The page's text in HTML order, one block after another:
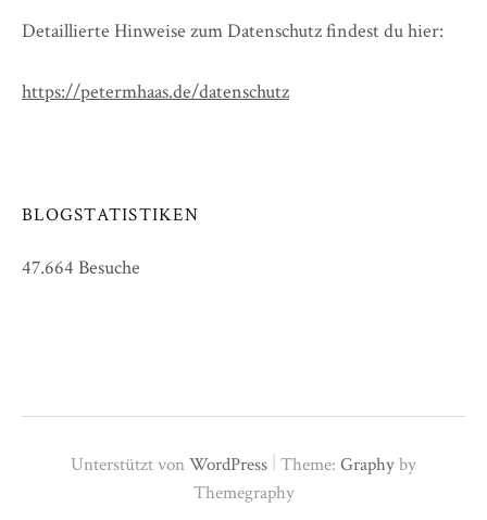
Detaillierte Hinweise zum Datenschutz findest du hier:
https://petermhaas.de/datenschutz
BLOGSTATISTIKEN
47.664 Besuche
Unterstützt vonWordPress Theme: Graphyby
Themegraphy